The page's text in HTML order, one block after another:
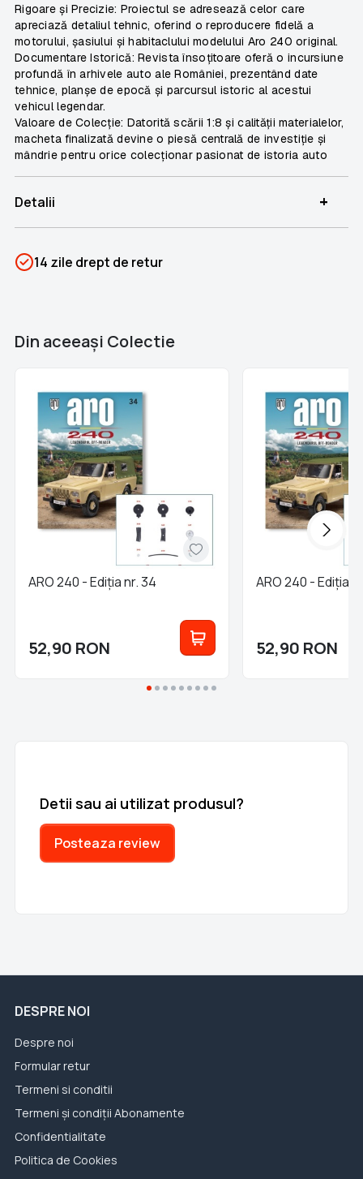
Rigoare și Precizie: Proiectul se adresează celor care
apreciază detaliul tehnic, oferind o reproducere fidelă a
motorului, șasiului și habitaclului modelului Aro 240 original.
Documentare Istorică: Revista însoțitoare oferă o incursiune
profundă în arhivele auto ale României, prezentând date
tehnice, planșe de epocă și parcursul istoric al acestui
vehicul legendar.
Valoare de Colecție: Datorită scării 1:8 și calității materialelor,
macheta finalizată devine o piesă centrală de investiție și
mândrie pentru orice colecționar pasionat de istoria auto
Detalii +
Categorii
Aro 240
14 zile drept de retur
Din aceeaşi Colectie
ARO 240 - Ediția nr. 34
52,90 RON
ARO 240 - Ediția
52,90 RON
Detii sau ai utilizat produsul?
Posteaza review
DESPRE NOI
Despre noi
Formular retur
Termeni si conditii
Termeni și condiții Abonamente
Confidentialitate
Politica de Cookies